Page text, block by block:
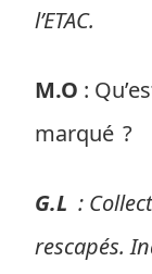
l’ETAC.
M.O :
marqué ?
G.L :
rescapés.